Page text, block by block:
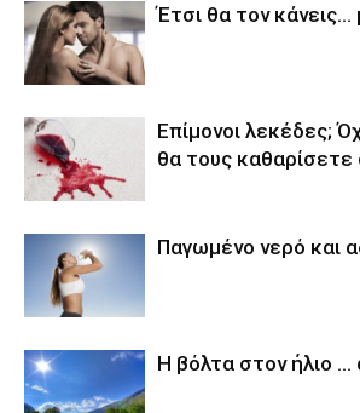
Έτσι θα τον
Επίμονοι λεκέδες;
θα τους
Παγωμένο νερό και
Η βόλτα στον ήλιο …